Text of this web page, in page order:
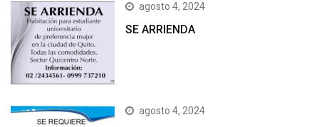
agosto 4, 2024
SE ARRIENDA
agosto 4, 2024